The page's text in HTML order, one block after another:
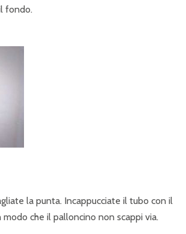
fondo.
la punta. Incappucciate il tubo con il
che il palloncino non scappi via.